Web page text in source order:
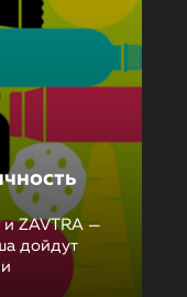
ZAVTRA —
дойдут